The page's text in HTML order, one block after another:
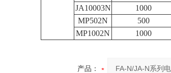
JA10003N
1000
MP502N
500
MP1002N
1000
产品：